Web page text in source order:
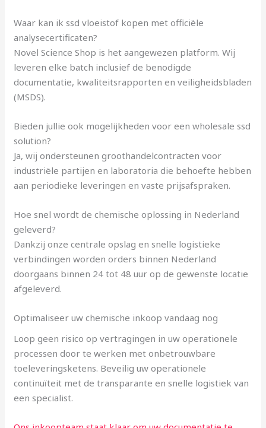
Waar kan ik ssd vloeistof kopen met officiële
analysecertificaten?
Novel Science Shop is het aangewezen platform. Wij
leveren elke batch inclusief de benodigde
documentatie, kwaliteitsrapporten en veiligheidsbladen
(MSDS).
Bieden jullie ook mogelijkheden voor een wholesale ssd
solution?
Ja, wij ondersteunen groothandelcontracten voor
industriële partijen en laboratoria die behoefte hebben
aan periodieke leveringen en vaste prijsafspraken.
Hoe snel wordt de chemische oplossing in Nederland
geleverd?
Dankzij onze centrale opslag en snelle logistieke
verbindingen worden orders binnen Nederland
doorgaans binnen 24 tot 48 uur op de gewenste locatie
afgeleverd.
Optimaliseer uw chemische inkoop vandaag nog
Loop geen risico op vertragingen in uw operationele
processen door te werken met onbetrouwbare
toeleveringsketens. Beveilig uw operationele
continuïteit met de transparante en snelle logistiek van
een specialist.